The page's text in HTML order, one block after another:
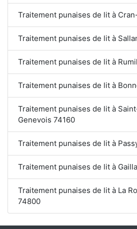
Traitement punaises de lit à
Traitement punaises de lit à
Traitement punaises de lit à
Traitement punaises de lit à
Traitement punaises de lit à
Genevois 74160
Traitement punaises de lit à
Traitement punaises de lit à
Traitement punaises de lit à La
74800